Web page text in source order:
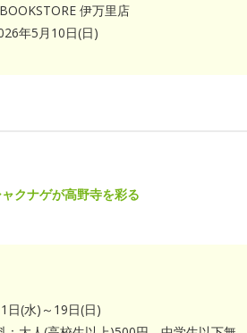
伊万里店
年5月10日(日)
クナゲが高野寺を彩る
日(水)～19日(日)